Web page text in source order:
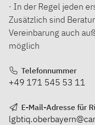
· In der Regel jeden
Zusätzlich sind
Vereinbarung auch
möglich
Telefonnummer
+49 171 545 53 11
E-Mail-Adresse für